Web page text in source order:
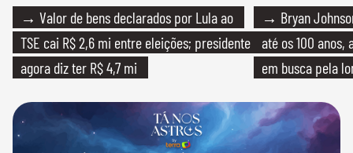
→ Valor de bens declarados por Lula ao
TSE cai R$ 2,6 mi entre eleições; presidente
agora diz ter R$ 4,7 mi
→ Bryan
até os 100
em busca pela